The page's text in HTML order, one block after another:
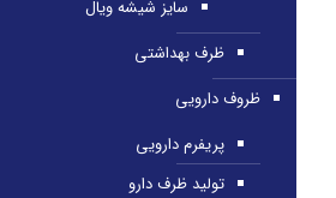
سایز شیشه ویال
ظرف بهداشتی
ظروف دارویی
پریفرم دارویی
تولید ظرف دارو